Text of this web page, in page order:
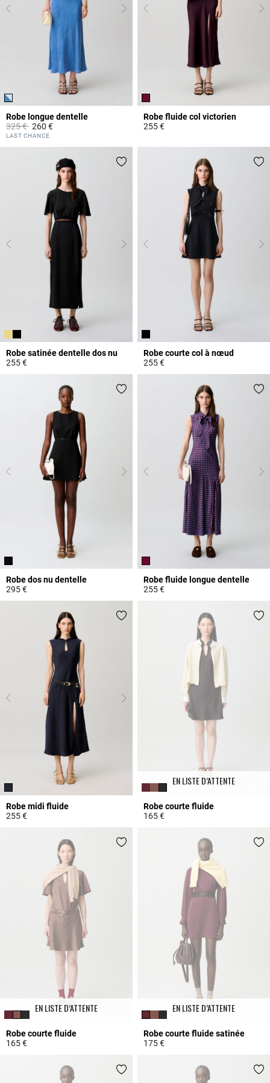
Robe longue dentelle
Prix réduit à partir de
325 €à260 €
3,8 out of 5 Customer Rating
LAST CHANCE
Robe fluide col victorien
255 €
Robe satinée dentelle dos nu
255 €
Robe courte col à nœud
255 €
Robe dos nu dentelle
295 €
Robe fluide longue dentelle
255 €
Robe midi fluide
255 €
EN LISTE D’ATTENTE
Robe courte fluide
165 €
EN LISTE D’ATTENTE
Robe courte fluide
165 €
EN LISTE D’ATTENTE
Robe courte fluide satinée
175 €